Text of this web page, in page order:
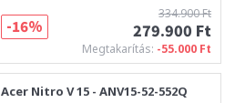
334.900 Ft
279.900 Ft
Megtakarítás: -55.000 Ft
-16%
Acer Nitro V 15 - ANV15-52-552Q